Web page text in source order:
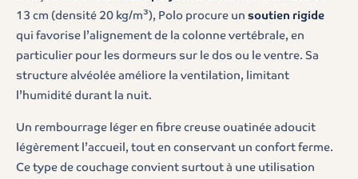
13 cm (densité 20 kg/m³), Polo procure un soutien rigide
qui favorise l’alignement de la colonne vertébrale, en
particulier pour les dormeurs sur le dos ou le ventre. Sa
structure alvéolée améliore la ventilation, limitant
l’humidité durant la nuit.
Un rembourrage léger en fibre creuse ouatinée adoucit
légèrement l’accueil, tout en conservant un confort ferme.
Ce type de couchage convient surtout à une utilisation